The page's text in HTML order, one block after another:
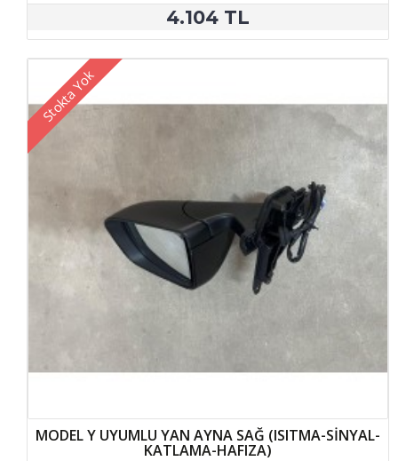
4.104 TL
Stokta Yok
MODEL Y UYUMLU YAN AYNA SAĞ (ISITMA-SİNYAL-
KATLAMA-HAFIZA)